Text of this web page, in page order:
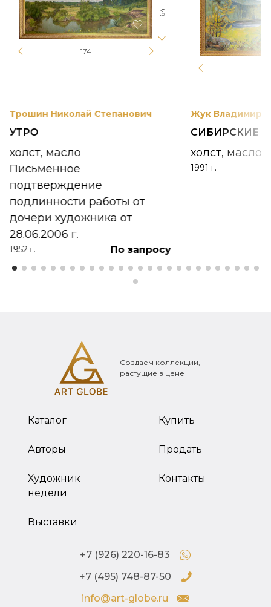
174
64
Трошин Николай Степанович
УТРО
холст, масло
Письменное
подтверждение
подлинности работы от
дочери художника от
28.06.2006 г.
1952 г. По запросу
Жук Владимир
СИБИРСКИЕ
холст, масло
1991 г.
Создаем коллекции,
растущие в цене
Каталог
Авторы
Художник
недели
Выставки
Купить
Продать
Контакты
+7 (926) 220-16-83
+7 (495) 748-87-50
info@art-globe.ru